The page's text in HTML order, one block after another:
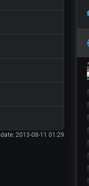
2013-08-11 01:29